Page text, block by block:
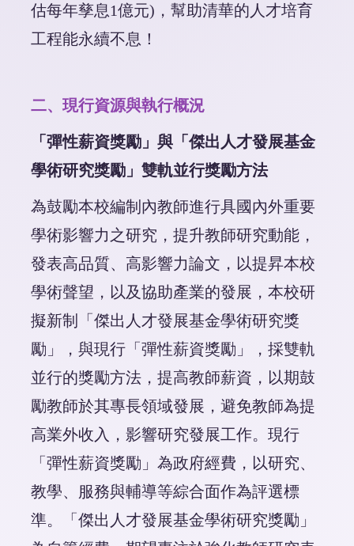
估每年孳息1億元)，幫助清華的 人才培育
工程能永續不息 ！
二、 現行資源與執行概況
「彈性薪資獎勵」與「傑出人才發展基金
學術研究獎勵」雙軌並行獎勵方法
為鼓勵本校編制內教師進行具國內外重要
學術影響力之研究，提升教師研究動能，
發表高品質、高影響力論文，以提昇本校
學術聲望，以及協助產業的發展，本校研
擬新制「傑出人才發展基金學術研究獎
勵」，與現行「彈性薪資獎勵」，採雙軌
並行的獎勵方法，提高教師薪資，以期鼓
勵教師於其專長領域發展，避免教師為提
高業外收入，影響研究發展工作。現行
「彈性薪資獎勵」為政府經費，以研究、
教學、服務與輔導等綜合面作為評選標
準。「傑出人才發展基金學術研究獎勵」